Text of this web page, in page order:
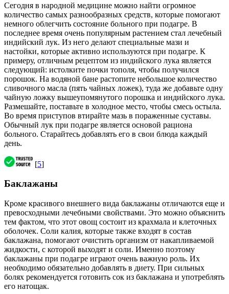
Сегодня в народной медицине можно найти огромное
количество самых разнообразных средств, которые помогают
немного облегчить состояние больного при подагре. В
последнее время очень популярным растением стал лечебный
индийский лук. Из него делают специальные мази и
настойки, которые активно используются при подагре. К
примеру, отличным рецептом из индийского лука является
следующий: истолките почки тополя, чтобы получился
порошок. На водяной бане растопите небольшое количество
сливочного масла (пять чайных ложек), туда же добавьте одну
чайную ложку вышеупомянутого порошка и индийского лука.
Размешайте, поставьте в холодное место, чтобы смесь остыла.
Во время приступов втирайте мазь в пораженные суставы.
Обычный лук при подагре является основой рациона
больного. Старайтесь добавлять его в свои блюда каждый
день.
[5]
Баклажаны
Кроме красивого внешнего вида баклажаны отличаются еще и
превосходными лечебными свойствами. Это можно объяснить
тем фактом, что этот овощ состоит из крахмала и клеточных
оболочек. Соли калия, которые также входят в состав
баклажана, помогают очистить организм от накапливаемой
жидкости, с которой выходят и соли. Именно поэтому
баклажаны при подагре играют очень важную роль. Их
необходимо обязательно добавлять в диету. При сильных
болях рекомендуется готовить сок из баклажана и употреблять
его натощак.